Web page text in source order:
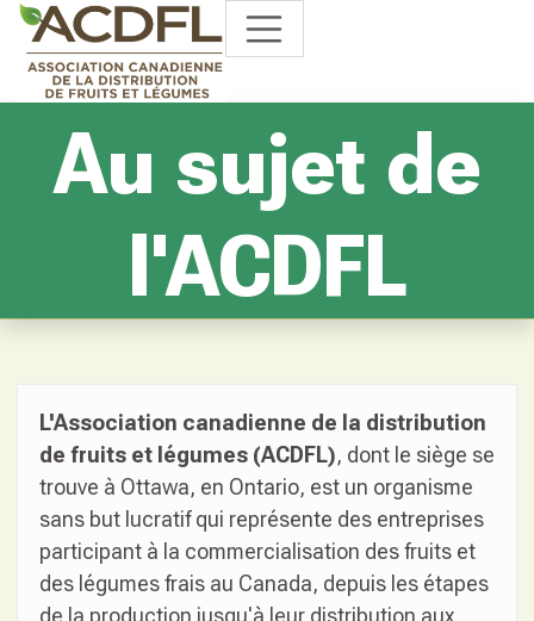
Au sujet de
l'ACDFL
L'Association canadienne de la distribution
de fruits et légumes (ACDFL), dont le siège se
trouve à Ottawa, en Ontario, est un organisme
sans but lucratif qui représente des entreprises
participant à la commercialisation des fruits et
des légumes frais au Canada, depuis les étapes
de la production jusqu'à leur distribution aux